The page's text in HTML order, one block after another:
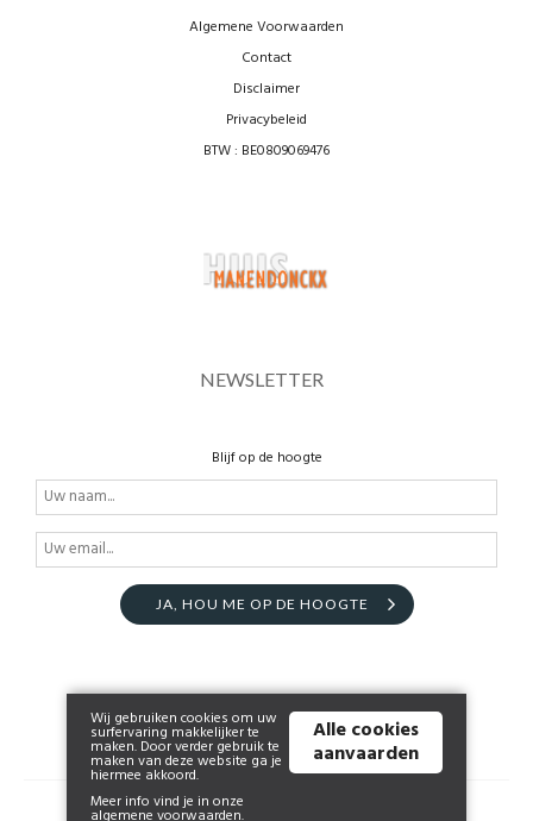
Algemene Voorwaarden
Contact
Disclaimer
Privacybeleid
BTW : BE0809069476
NEWSLETTER
Blijf op de hoogte
JA, HOU ME OP DE HOOGTE
© 2026 www.huismanendonckx.be | Powered by
Wij gebruiken cookies om uw
surfervaring makkelijker te
maken. Door verder gebruik te
maken van deze website ga je
hiermee akkoord.
Meer info vind je in onze
algemene voorwaarden.
Alle cookies
aanvaarden